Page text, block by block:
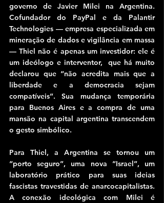
governo de Javier Milei na Argentina.
Cofundador do PayPal e da Palantir
Technologies — empresa especializada em
mineração de dados e vigilância em massa
— Thiel não é apenas um investidor: ele é
um ideólogo e interventor,  que há muito
declarou que “não acredita mais que a
liberdade e a democracia sejam
compatíveis”. Sua mudança temporária
para Buenos Aires e a compra de uma
mansão na capital argentina transcendem
o gesto simbólico.
Para Thiel, a Argentina se tornou um
“porto seguro”, uma nova “Israel”, um
laboratório prático para suas ideias
fascistas travestidas de anarcocapitalistas.
A conexão ideológica com Milei é